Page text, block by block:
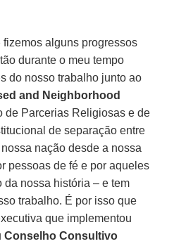
fizemos alguns progressos
durante o meu tempo
do nosso trabalho junto ao
and Neighborhood
de Parcerias Religiosas e de
de separação entre
nação desde a nossa
pessoas de fé e por aqueles
da nossa história – e tem
trabalho. É por isso que
que implementou
Conselho Consultivo